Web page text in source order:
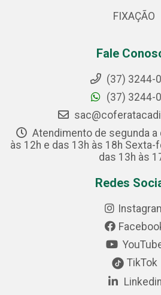
FIXAÇÃO
Fale
(37) 3244-
(37) 3244-
Atendimento de segunda
às 12h e das 13h às 18h Sexta-
das 13h às
Redes
TikTok
Linkedin